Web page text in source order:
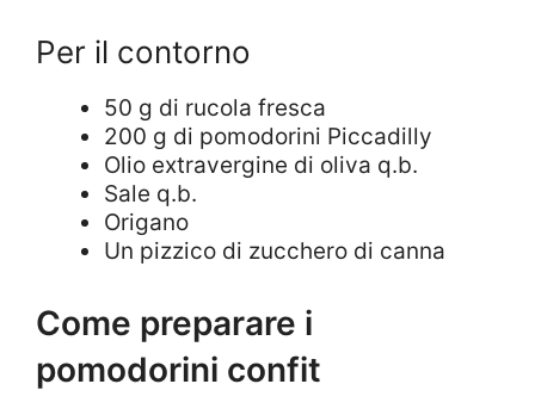
Per il contorno
50 g di rucola fresca
200 g di pomodorini Piccadilly
Olio extravergine di oliva q.b.
Sale q.b.
Origano
Un pizzico di zucchero di canna
Come preparare i
pomodorini confit